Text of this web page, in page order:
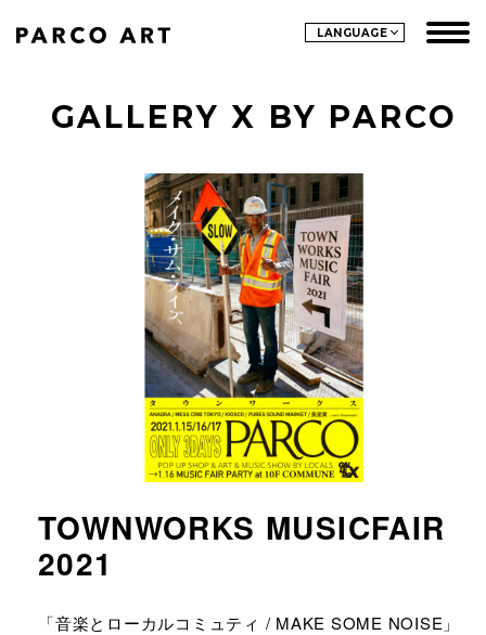
LANGUAGE
GALLERY X BY PARCO
TOWNWORKS MUSICFAIR
2021
URLをコピーする
「音楽とローカルコミュティ / MAKE SOME NOISE」